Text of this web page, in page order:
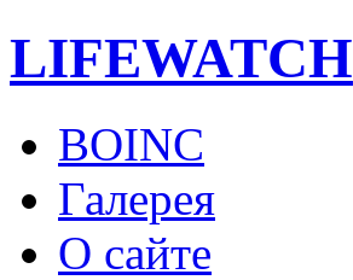
LIFEWATCH
BOINC
Галерея
О сайте